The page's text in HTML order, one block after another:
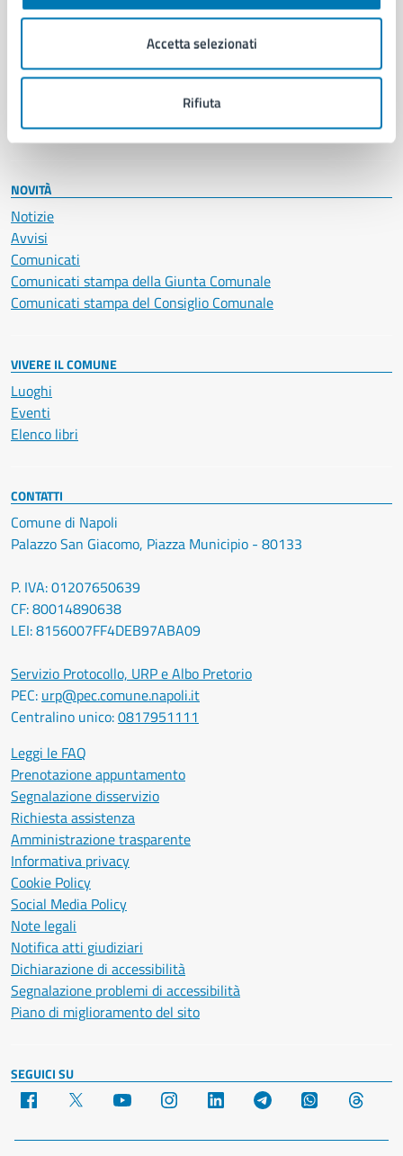
Accetta selezionati
Rifiuta
Educazione e formazione
Giustizia e sicurezza pubblica
Imprese e commercio
Salute, benessere e assistenza
Vita lavorativa
NOVITÀ
Notizie
Avvisi
Comunicati
Comunicati stampa della Giunta Comunale
Comunicati stampa del Consiglio Comunale
VIVERE IL COMUNE
Luoghi
Eventi
Elenco libri
CONTATTI
Comune di Napoli
Palazzo San Giacomo, Piazza Municipio - 80133
P. IVA: 01207650639
CF: 80014890638
LEI: 8156007FF4DEB97ABA09
Servizio Protocollo, URP e Albo Pretorio
PEC: urp@pec.comune.napoli.it
Centralino unico:0817951111
Leggi le FAQ
Prenotazione appuntamento
Segnalazione disservizio
Richiesta assistenza
Amministrazione trasparente
Informativa privacy
Cookie Policy
Social Media Policy
Note legali
Notifica atti giudiziari
Dichiarazione di accessibilità
Segnalazione problemi di accessibilità
Piano di miglioramento del sito
SEGUICI SU
Facebook YouTube Instagram LinkedIn Telegram WhatsApp